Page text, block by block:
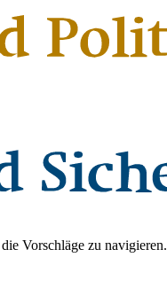
Vorschläge zu navigieren.